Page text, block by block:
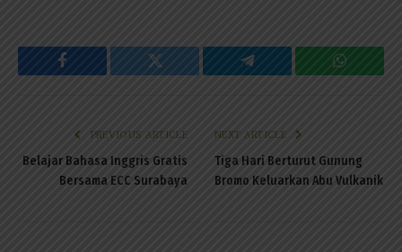
Facebook Twitter Telegram
PREVIOUS ARTICLE
Belajar Bahasa Inggris Gratis
Bersama ECC Surabaya
NEXT ARTICLE
Tiga Hari Berturut Gunung
Bromo Keluarkan Abu Vulkanik